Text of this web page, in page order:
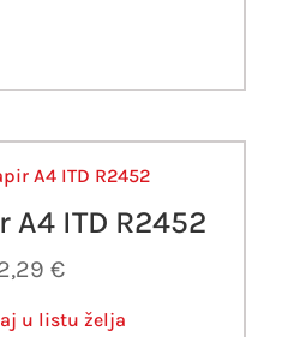
A4 ITD R2452
€
u listu želja